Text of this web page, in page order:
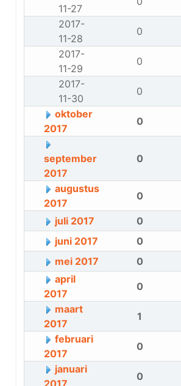
11-27
2017-
11-28
0
2017-
11-29
0
2017-
11-30
0
oktober
2017
0
september
2017
0
augustus
2017
0
juli 2017 0
juni 2017
0
mei 2017
0
april
2017
0
maart
2017
1
februari
2017
0
januari
2017
0